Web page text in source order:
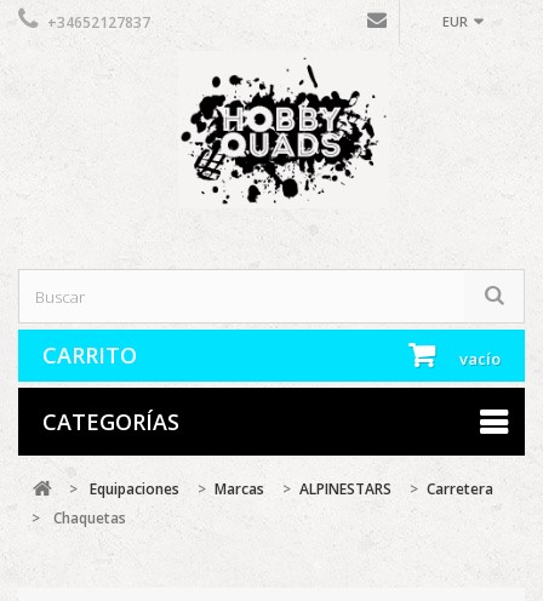
EUR
+34652127837
CARRITO vacío
CATEGORÍAS
> Equipaciones > Marcas > ALPINESTARS > Carretera
>
Chaquetas